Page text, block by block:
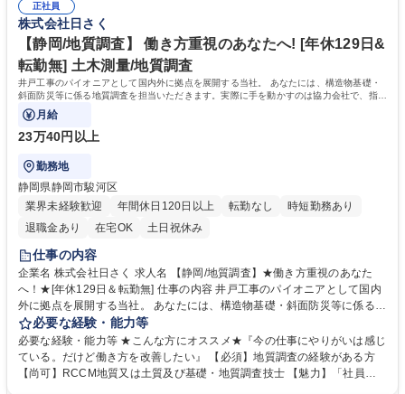
き、貴重な経験を積むことができます 募集職種 【愛知/施工管理】★年休
129日＆転勤無★平均残業10h以内★施工管理経験者募集
そ、働き方には特に注力しております。 ■時代のニーズに対応し実績とノ
ウハウを築きました。海外インフラ整備や災害対策など、現在は積極的に
海外人材の育成も行っております。 学歴・資格 学歴：大学院 大学 高専 短
大 専修学校 高校 語学力： 資格：
正社員
株式会社日さく
【静岡/地質調査】 働き方重視のあなたへ! [年休129日&
転勤無] 土木測量/地質調査
井戸工事のパイオニアとして国内外に拠点を展開する当社。 あなたには、構造物基礎・
斜面防災等に係る地質調査を担当いただきます。実際に手を動かすのは協力会社で、指示
や管理、調査報告のまとめがメインです。
月給
23万40円以上
勤務地
静岡県静岡市駿河区
業界未経験歓迎
年間休日120日以上 転勤なし
時短勤務あり
退職金あり
在宅OK 土日祝休み
仕事の内容
企業名 株式会社日さく 求人名 【静岡/地質調査】★働き方重視のあなた
へ！★[年休129日＆転勤無] 仕事の内容 井戸工事のパイオニアとして国内
外に拠点を展開する当社。 あなたには、構造物基礎・斜面防災等に係る地
質調査を担当いただきます。実際に手を動かすのは協力会社で、指示や管
理、調査報告のまとめがメインです。 【1日の業務】●現地訪問し地質調
査 ●ボーリング業者などと協力しデータ取得 ●現場での安全管理 ●帰社
後、データ整理など書類作成業務 ●発注者への報告 等 ★将来的には、部
必要な経験・能力等
必要な経験・能力等 ★こんな方にオススメ★『今の仕事にやりがいは感じ
ている。だけど働き方を改善したい』 【必須】地質調査の経験がある方
【尚可】RCCM地質又は土質及び基礎・地質調査技士 【魅力】「社員に